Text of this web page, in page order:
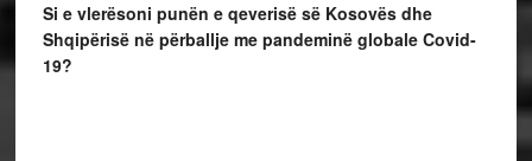
Si e vlerësoni punën e qeverisë së Kosovës dhe
Shqipërisë në përballje me pandeminë globale Covid-
19?